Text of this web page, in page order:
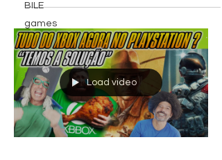
BILE
games
Load video